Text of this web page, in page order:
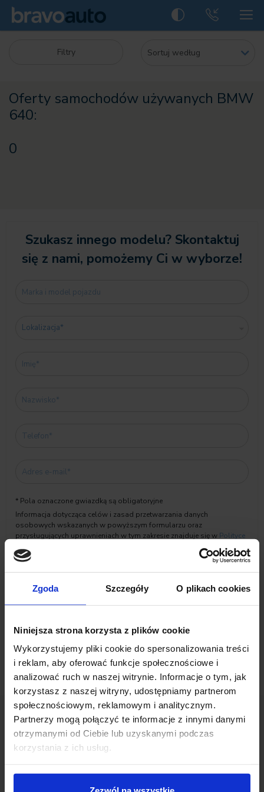
Zgoda Szczegóły O plikach cookies
Niniejsza strona korzysta z plików cookie
Wykorzystujemy pliki cookie do spersonalizowania treści
i reklam, aby oferować funkcje społecznościowe i
analizować ruch w naszej witrynie. Informacje o tym, jak
korzystasz z naszej witryny, udostępniamy partnerom
społecznościowym, reklamowym i analitycznym.
Partnerzy mogą połączyć te informacje z innymi danymi
otrzymanymi od Ciebie lub uzyskanymi podczas
korzystania z ich usług.
Filtry
Oferty samochodów używanych BMW
640:
0
Szukasz innego modelu? Skontaktuj
się z nami, pomożemy Ci w wyborze!
* Pola oznaczone gwiazdką są obligatoryjne
Informacja dotycząca celów i zasad przetwarzania danych
osobowych wskazanych w powyższym formularzu oraz
przysługujących uprawnieniach w tym zakresie znajduje się w Polityce
Opinie Klientów